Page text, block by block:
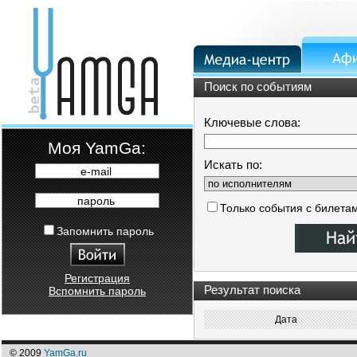
Moя YamGa:
e-mail
пароль
Запомнить пароль
Регистрация
Вспомнить пароль
Поиск по событиям
Ключевые слова:
Искать по:
Только события с
Результат поиска
Дата
© 2009 YamGa.ru